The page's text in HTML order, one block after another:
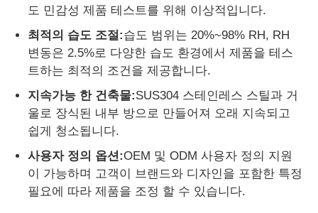
회사 소개
공장 투어
품질 관리
도 민감성 제품 테스트를 위해 이상적입니다.
최적의 습도 조절:습도 범위는 20%~98% RH, RH
변동은 2.5%로 다양한 습도 환경에서 제품을 테스
트하는 최적의 조건을 제공합니다.
지속가능 한 건축물:SUS304 스테인레스 스틸과 거
울로 장식된 내부 방으로 만들어져 오래 지속되고
쉽게 청소됩니다.
사용자 정의 옵션:OEM 및 ODM 사용자 정의 지원
이 가능하며 고객이 브랜드와 디자인을 포함한 특정
필요에 따라 제품을 조정 할 수 있습니다.